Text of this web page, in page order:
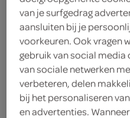
20 gram ongezouten
250 gram Chinese eiermie
100 milliliter kokosmelk
van je surfgedrag
aansluiten bij je
voorkeuren. Ook vragen
gebruik van social
van sociale netwerken
verbeteren, delen
bij het personaliseren
en advertenties.